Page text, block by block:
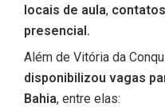
locais de aula, contatos
presencial.
Além de Vitória da
disponibilizou vagas
Bahia, entre elas: